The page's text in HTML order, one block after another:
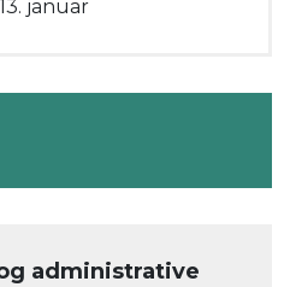
13. januar
administrative